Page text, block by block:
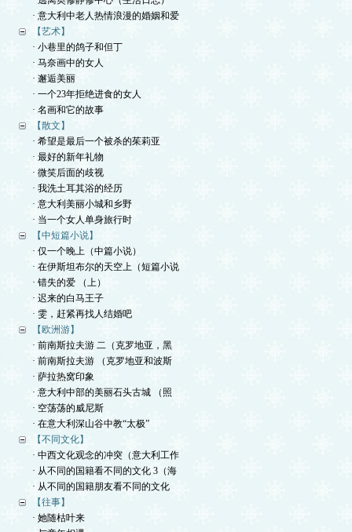
· 意大利中老人热情浪漫的婚姻和爱
【艺术】
· 小巷里的鸽子和但丁
· 马奈画中的女人
· 邂逅美丽
· 一个23年拒绝进食的女人
· 名画和它的故事
【散文】
· 希望是最后一个被杀的茱莉亚
· 最好的新年礼物
· 微笑后面的歧视
· 我洗土耳其浴的经历
· 意大利美丽小城和乡野
· 当一个女人单身旅行时
【中短篇小说】
· 仅一个晚上（中篇小说）
· 在伊斯坦布尔的天空上（短篇小说
· 错失的爱 （上）
· 迟来的白马王子
· 雯，赶紧再找人结婚吧
【欧洲游】
· 前南斯拉夫游 二（克罗地亚，黑
· 前南斯拉夫游 （克罗地亚和波斯
· 萨拉热窝印象
· 意大利中部的美丽石头古城 （照
· 空荡荡的威尼斯
· 在意大利深山谷中教“太极”
【不同文化】
· 中西文化观念的冲突（意大利工作
· 从不同的国籍看不同的文化 3（海
· 从不同的国籍朋友看不同的文化
【往事】
· 她随枯叶来